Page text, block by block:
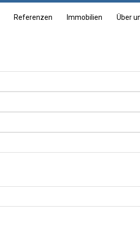
Referenzen Immobilien Über